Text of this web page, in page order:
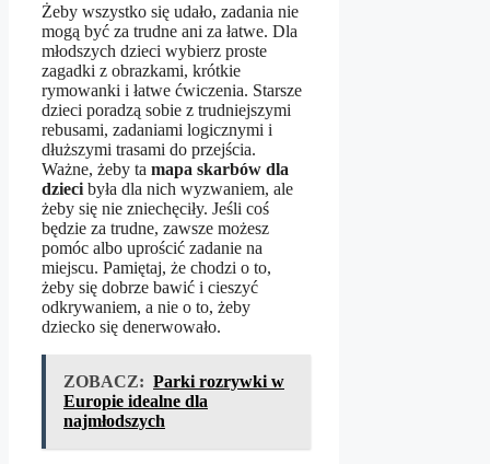
Żeby wszystko się udało, zadania nie
mogą być za trudne ani za łatwe. Dla
młodszych dzieci wybierz proste
zagadki z obrazkami, krótkie
rymowanki i łatwe ćwiczenia. Starsze
dzieci poradzą sobie z trudniejszymi
rebusami, zadaniami logicznymi i
dłuższymi trasami do przejścia.
Ważne, żeby ta mapa skarbów dla
dzieci była dla nich wyzwaniem, ale
żeby się nie zniechęciły. Jeśli coś
będzie za trudne, zawsze możesz
pomóc albo uprościć zadanie na
miejscu. Pamiętaj, że chodzi o to,
żeby się dobrze bawić i cieszyć
odkrywaniem, a nie o to, żeby
dziecko się denerwowało.
ZOBACZ: Parki rozrywki w
Europie idealne dla
najmłodszych